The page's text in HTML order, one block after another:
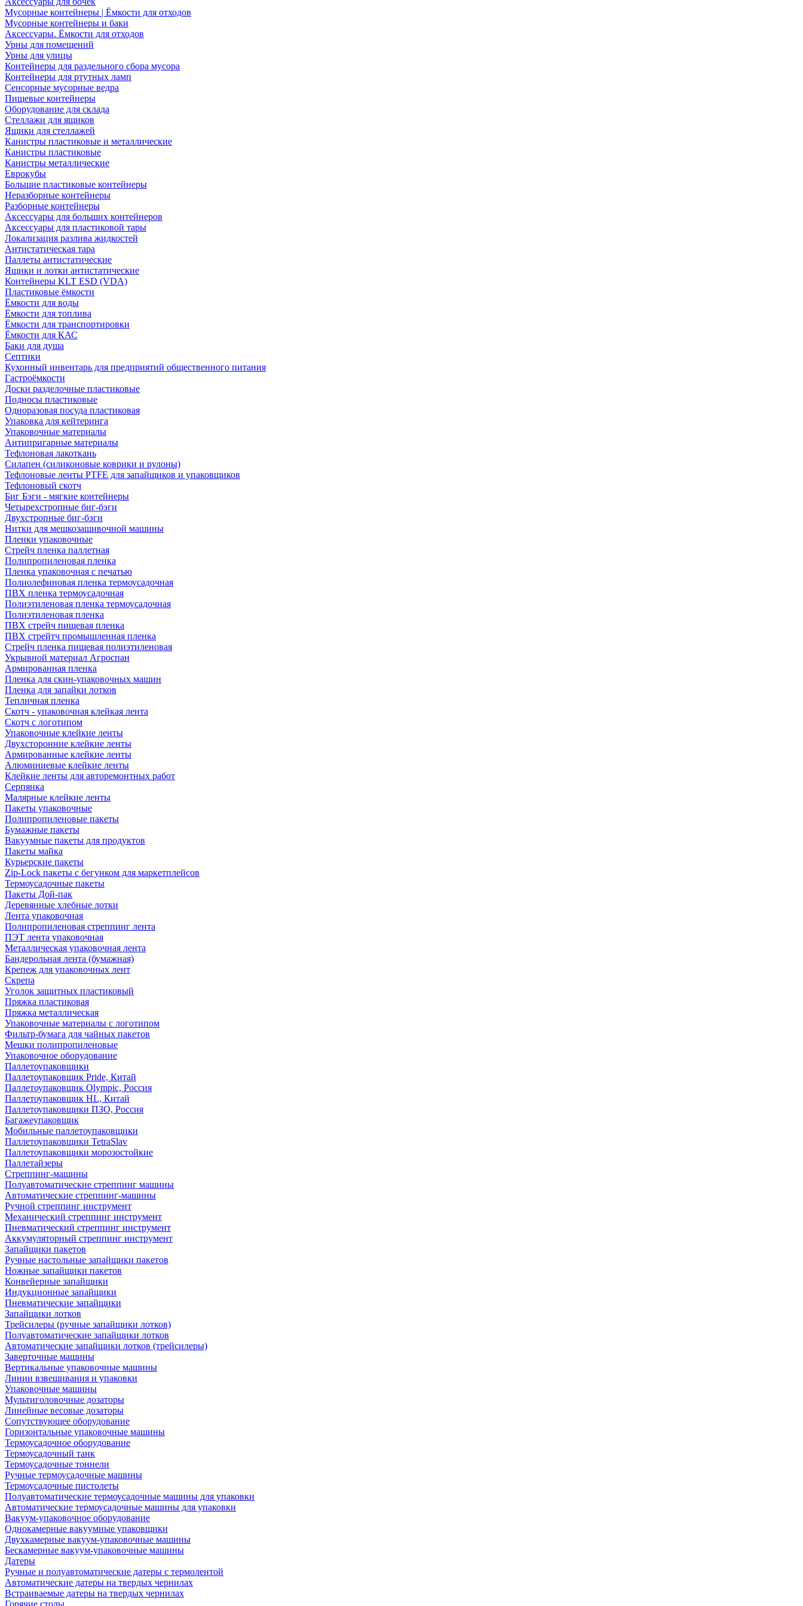
Мусорные контейнеры | Ёмкости для отходов
Мусорные контейнеры и баки
Аксессуары. Ёмкости для отходов
Урны для помещений
Урны для улицы
Контейнеры для раздельного сбора мусора
Контейнеры для ртутных ламп
Сенсорные мусорные ведра
Пищевые контейнеры
Оборудование для склада
Стеллажи для ящиков
Ящики для стеллажей
Канистры пластиковые и металлические
Канистры пластиковые
Канистры металлические
Еврокубы
Большие пластиковые контейнеры
Неразборные контейнеры
Разборные контейнеры
Аксессуары для больших контейнеров
Аксессуары для пластиковой тары
Локализация разлива жидкостей
Антистатическая тара
Паллеты антистатические
Ящики и лотки антистатические
Контейнеры KLT ESD (VDA)
Пластиковые ёмкости
Ёмкости для воды
Ёмкости для топлива
Ёмкости для транспортировки
Ёмкости для КАС
Баки для душа
Септики
Кухонный инвентарь для предприятий общественного питания
Гастроёмкости
Доски разделочные пластиковые
Подносы пластиковые
Одноразовая посуда пластиковая
Упаковка для кейтеринга
Упаковочные материалы
Антипригарные материалы
Тефлоновая лакоткань
Силапен (силиконовые коврики и рулоны)
Тефлоновые ленты PTFE для запайщиков и упаковщиков
Тефлоновый скотч
Биг Бэги - мягкие контейнеры
Четырехстропные биг-бэги
Двухстропные биг-бэги
Нитки для мешкозашивочной машины
Пленки упаковочные
Стрейч пленка паллетная
Полипропиленовая пленка
Пленка упаковочная с печатью
Полиолефиновая пленка термоусадочная
ПВХ пленка термоусадочная
Полиэтиленовая пленка термоусадочная
Полиэтиленовая пленка
ПВХ стрейч пищевая пленка
ПВХ стрейтч промышленная пленка
Стрейч пленка пищевая полиэтиленовая
Укрывной материал Агроспан
Армированная пленка
Пленка для скин-упаковочных машин
Пленка для запайки лотков
Тепличная пленка
Скотч - упаковочная клейкая лента
Скотч с логотипом
Упаковочные клейкие ленты
Двухсторонние клейкие ленты
Армированные клейкие ленты
Алюминиевые клейкие ленты
Клейкие ленты для авторемонтных работ
Серпянка
Малярные клейкие ленты
Пакеты упаковочные
Полипропиленовые пакеты
Бумажные пакеты
Вакуумные пакеты для продуктов
Пакеты майка
Курьерские пакеты
Zip-Lock пакеты с бегунком для маркетплейсов
Термоусадочные пакеты
Пакеты Дой-пак
Деревянные хлебные лотки
Лента упаковочная
Полипропиленовая стреппинг лента
ПЭТ лента упаковочная
Металлическая упаковочная лента
Бандерольная лента (бумажная)
Крепеж для упаковочных лент
Скрепа
Уголок защитных пластиковый
Пряжка пластиковая
Пряжка металлическая
Упаковочные материалы с логотипом
Фильтр-бумага для чайных пакетов
Мешки полипропиленовые
Упаковочное оборудование
Паллетоупаковщики
Паллетоупаковщик Pride, Китай
Паллетоупаковщик Olympic, Россия
Паллетоупаковщик HL, Китай
Паллетоупаковщики ПЗО, Россия
Багажеупаковщик
Мобильные паллетоупаковщики
Паллетоупаковщики TetraSlav
Паллетоупаковщики морозостойкие
Паллетайзеры
Стреппинг-машины
Полуавтоматические стреппинг машины
Автоматические стреппинг-машины
Ручной стреппинг инструмент
Механический стреппинг инструмент
Пневматический стреппинг инструмент
Аккумуляторный стреппинг инструмент
Запайщики пакетов
Ручные настольные запайщики пакетов
Ножные запайщики пакетов
Конвейерные запайщики
Индукционные запайщики
Пневматические запайщики
Запайщики лотков
Трейсилеры (ручные запайщики лотков)
Полуавтоматические запайщики лотков
Автоматические запайщики лотков (трейсилеры)
Заверточные машины
Вертикальные упаковочные машины
Линии взвешивания и упаковки
Упаковочные машины
Мультиголовочные дозаторы
Линейные весовые дозаторы
Сопутствующее оборудование
Горизонтальные упаковочные машины
Термоусадочное оборудование
Термоусадочный танк
Термоусадочные тоннели
Ручные термоусадочные машины
Термоусадочные пистолеты
Полуавтоматические термоусадочные машины для упаковки
Автоматические термоусадочные машины для упаковки
Вакуум-упаковочное оборудование
Однокамерные вакуумные упаковщики
Двухкамерные вакуум-упаковочные машины
Бескамерные вакуум-упаковочные машины
Датеры
Ручные и полуавтоматические датеры с термолентой
Автоматические датеры на твердых чернилах
Встраиваемые датеры на твердых чернилах
Горячие столы